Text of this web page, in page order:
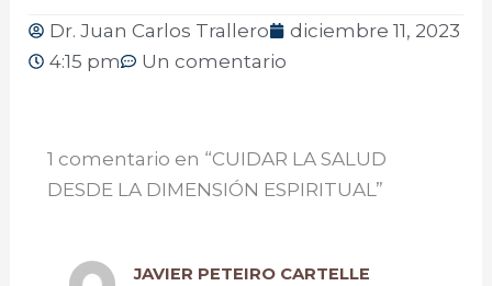
Dr. Juan Carlos Trallero
diciembre 11, 2023
4:15 pm
Un comentario
1 comentario en “CUIDAR LA SALUD
DESDE LA DIMENSIÓN ESPIRITUAL”
JAVIER PETEIRO CARTELLE